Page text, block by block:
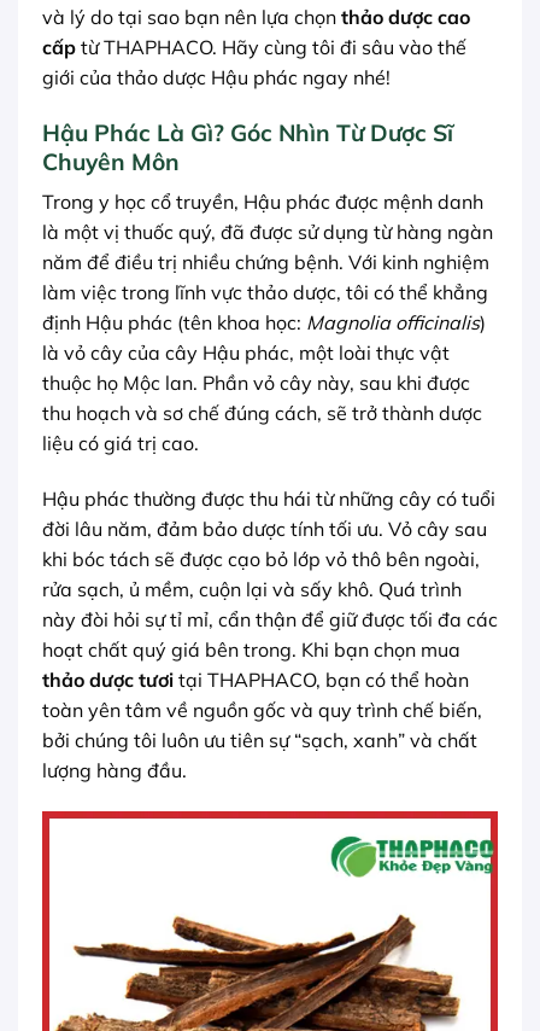
và lý do tại sao bạn nên lựa chọn thảo dược cao
cấp từ THAPHACO. Hãy cùng tôi đi sâu vào thế
giới của thảo dược Hậu phác ngay nhé!
Hậu Phác Là Gì? Góc Nhìn Từ Dược Sĩ
Chuyên Môn
Trong y học cổ truyền, Hậu phác được mệnh danh
là một vị thuốc quý, đã được sử dụng từ hàng ngàn
năm để điều trị nhiều chứng bệnh. Với kinh nghiệm
làm việc trong lĩnh vực thảo dược, tôi có thể khẳng
định Hậu phác (tên khoa học: Magnolia officinalis)
là vỏ cây của cây Hậu phác, một loài thực vật
thuộc họ Mộc lan. Phần vỏ cây này, sau khi được
thu hoạch và sơ chế đúng cách, sẽ trở thành dược
liệu có giá trị cao.
Hậu phác thường được thu hái từ những cây có tuổi
đời lâu năm, đảm bảo dược tính tối ưu. Vỏ cây sau
khi bóc tách sẽ được cạo bỏ lớp vỏ thô bên ngoài,
rửa sạch, ủ mềm, cuộn lại và sấy khô. Quá trình
này đòi hỏi sự tỉ mỉ, cẩn thận để giữ được tối đa các
hoạt chất quý giá bên trong. Khi bạn chọn mua
thảo dược tươi tại THAPHACO, bạn có thể hoàn
toàn yên tâm về nguồn gốc và quy trình chế biến,
bởi chúng tôi luôn ưu tiên sự “sạch, xanh” và chất
lượng hàng đầu.